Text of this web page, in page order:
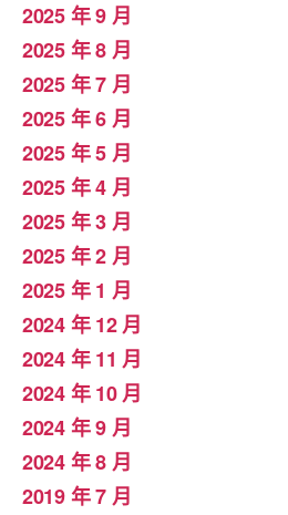
2025 年 9 月
2025 年 8 月
2025 年 7 月
2025 年 6 月
2025 年 5 月
2025 年 4 月
2025 年 3 月
2025 年 2 月
2025 年 1 月
2024 年 12 月
2024 年 11 月
2024 年 10 月
2024 年 9 月
2024 年 8 月
2019 年 7 月